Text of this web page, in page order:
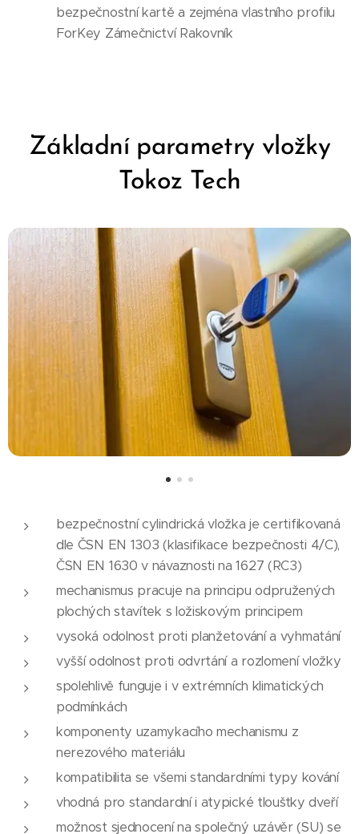
bezpečnostní kartě a zejména vlastního profilu
ForKey Zámečnictví Rakovník
Základní parametry vložky
Tokoz Tech
bezpečnostní cylindrická vložka je certifikovaná
dle ČSN EN 1303 (klasifikace bezpečnosti 4/C),
ČSN EN 1630 v návaznosti na 1627 (RC3)
mechanismus pracuje na principu odpružených
plochých stavítek s ložiskovým principem
vysoká odolnost proti planžetování a vyhmatání
vyšší odolnost proti odvrtání a rozlomení vložky
spolehlivě funguje i v extrémních klimatických
podmínkách
komponenty uzamykacího mechanismu z
nerezového materiálu
kompatibilita se všemi standardními typy kování
vhodná pro standardní i atypické tloušťky dveří
možnost sjednocení na společný uzávěr (SU) se